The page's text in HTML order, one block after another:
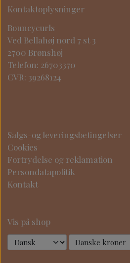
Kontaktoplysninger
Bouncycurls
Ved Bellahøj nord 7 st 3
2700 Brønshøj
Telefon: 26703370
CVR: 39268124
Salgs-og leveringsbetingelser
Cookies
Fortrydelse og reklamation
Persondatapolitik
Kontakt
Vis på shop